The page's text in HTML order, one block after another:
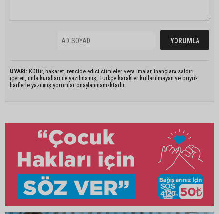
UYARI: Küfür, hakaret, rencide edici cümleler veya imalar, inançlara saldırı
içeren, imla kuralları ile yazılmamış, Türkçe karakter kullanılmayan ve büyük
harflerle yazılmış yorumlar onaylanmamaktadır.